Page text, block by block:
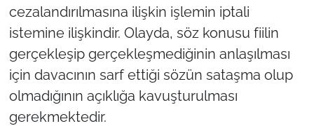
cezalandırılmasına ilişkin işlemin iptali
istemine ilişkindir. Olayda, söz konusu fiilin
gerçekleşip gerçekleşmediğinin anlaşılması
için davacının sarf ettiği sözün sataşma olup
olmadığının açıklığa kavuşturulması
gerekmektedir.